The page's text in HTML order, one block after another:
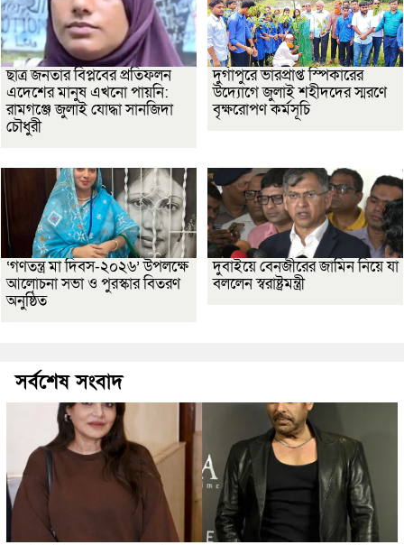
ছাত্র জনতার বিপ্লবের প্রতিফলন
এদেশের মানুষ এখনো পায়নি:
রামগঞ্জে জুলাই যোদ্ধা সানজিদা
চৌধুরী
দুর্গাপুরে ভারপ্রাপ্ত স্পিকারের
উদ্যোগে জুলাই শহীদদের স্মরণে
বৃক্ষরোপণ কর্মসূচি
‘গণতন্ত্র মা দিবস-২০২৬’ উপলক্ষে
আলোচনা সভা ও পুরস্কার বিতরণ
অনুষ্ঠিত
দুবাইয়ে বেনজীরের জামিন নিয়ে যা
বললেন স্বরাষ্ট্রমন্ত্রী
সর্বশেষ সংবাদ